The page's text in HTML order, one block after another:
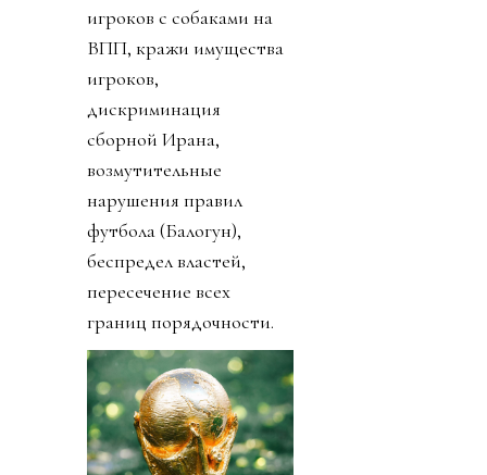
игроков с собаками на
ВПП, кражи имущества
игроков,
дискриминация
сборной Ирана,
возмутительные
нарушения правил
футбола (Балогун),
беспредел властей,
пересечение всех
границ порядочности.